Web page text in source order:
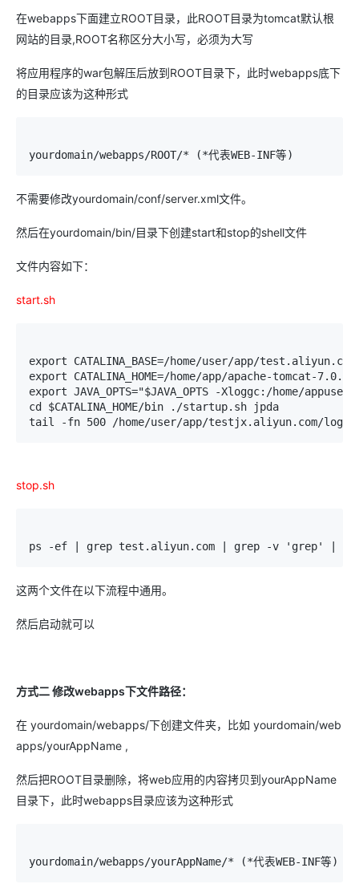
在webapps下面建立ROOT目录，此ROOT目录为tomcat默认根
网站的目录,ROOT名称区分大小写，必须为大写
将应用程序的war包解压后放到ROOT目录下，此时webapps底下
的目录应该为这种形式
yourdomain/webapps/ROOT/* (*代表WEB-INF等)
不需要修改yourdomain/conf/server.xml文件。
然后在yourdomain/bin/目录下创建start和stop的shell文件
文件内容如下：
start.sh
export CATALINA_BASE=/home/user/app/
export CATALINA_HOME=/home/app/apache-tomcat-
export JAVA_OPTS="$JAVA_OPTS -Xloggc:/home/
cd $CATALINA_HOME/bin ./startup.sh jpda
tail -fn 500 /home/user/app/testjx.aliyun.com/
stop.sh
ps -ef | grep test.aliyun.com | grep -v 'grep' |
这两个文件在以下流程中通用。
然后启动就可以
方式二 修改webapps下文件路径：
在 yourdomain/webapps/下创建文件夹，比如 yourdomain/web
apps/yourAppName ,
然后把ROOT目录删除，将web应用的内容拷贝到yourAppName
目录下，此时webapps目录应该为这种形式
yourdomain/webapps/yourAppName/* (*代表WEB-INF等)